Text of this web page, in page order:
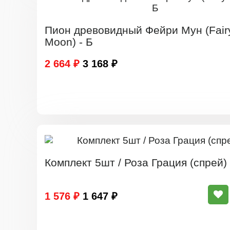
Пион древовидный Фейри Мун
Moon) - Б
2 664 ₽ 3 168 ₽
Комплект 5шт / Роза Грация (спрей)
1 576 ₽ 1 647 ₽